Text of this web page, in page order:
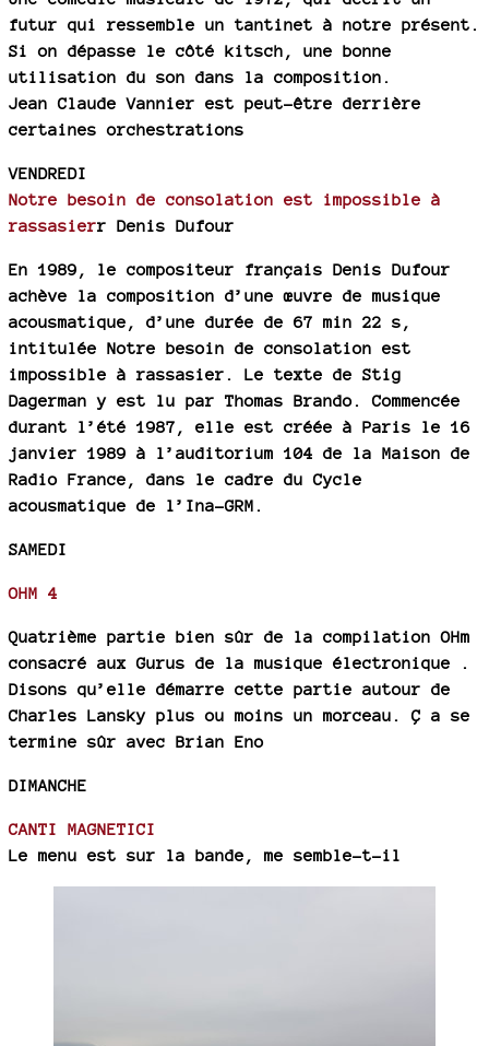
futur qui ressemble un tantinet à notre présent.
Si on dépasse le côté kitsch, une bonne
utilisation du son dans la composition.
Jean Claude Vannier est peut-être derrière
certaines orchestrations
VENDREDI
Notre besoin de consolation est impossible à
rassasierr Denis Dufour
En 1989, le compositeur français Denis Dufour
achève la composition d’une œuvre de musique
acousmatique, d’une durée de 67 min 22 s,
intitulée Notre besoin de consolation est
impossible à rassasier. Le texte de Stig
Dagerman y est lu par Thomas Brando. Commencée
durant l’été 1987, elle est créée à Paris le 16
janvier 1989 à l’auditorium 104 de la Maison de
Radio France, dans le cadre du Cycle
acousmatique de l’Ina-GRM.
SAMEDI
OHM 4
Quatrième partie bien sûr de la compilation OHm
consacré aux Gurus de la musique électronique .
Disons qu’elle démarre cette partie autour de
Charles Lansky plus ou moins un morceau. Ç a se
termine sûr avec Brian Eno
DIMANCHE
CANTI MAGNETICI
Le menu est sur la bande, me semble-t-il